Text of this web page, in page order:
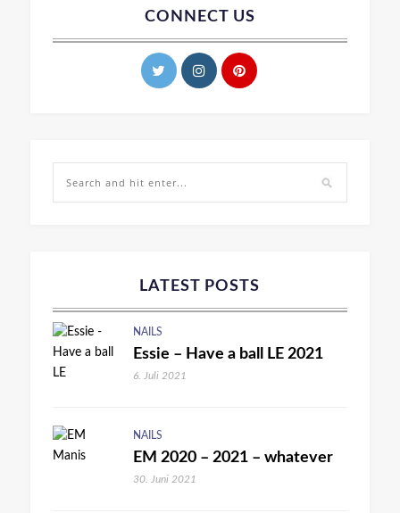
CONNECT US
LATEST POSTS
NAILS
Essie – Have a ball LE 2021
6. Juli 2021
NAILS
EM 2020 – 2021 – whatever
30. Juni 2021